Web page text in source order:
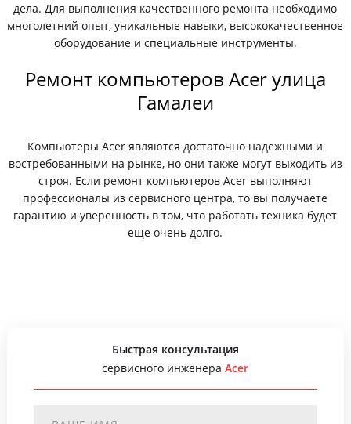
дела. Для выполнения качественного ремонта необходимо
многолетний опыт, уникальные навыки, высококачественное
оборудование и специальные инструменты.
Ремонт компьютеров Acer улица
Гамалеи
Компьютеры Acer являются достаточно надежными и
востребованными на рынке, но они также могут выходить из
строя. Если ремонт компьютеров Acer выполняют
профессионалы из сервисного центра, то вы получаете
гарантию и уверенность в том, что работать техника будет
еще очень долго.
Быстрая консультация
сервисного инженераAcer